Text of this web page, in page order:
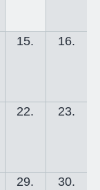
15. 16.
22. 23.
29. 30.